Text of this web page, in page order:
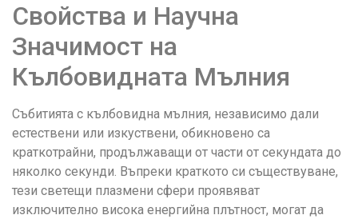
Свойства и Научна
Значимост на
Кълбовидната Мълния
Събитията с кълбовидна мълния, независимо дали
естествени или изкуствени, обикновено са
краткотрайни, продължаващи от части от секундата до
няколко секунди. Въпреки краткото си съществуване,
тези светещи плазмени сфери проявяват
изключително висока енергийна плътност, могат да